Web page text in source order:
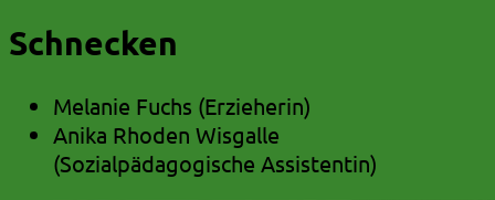
Schnecken
Melanie Fuchs (Erzieherin)
Anika Rhoden Wisgalle
(Sozialpädagogische Assistentin)